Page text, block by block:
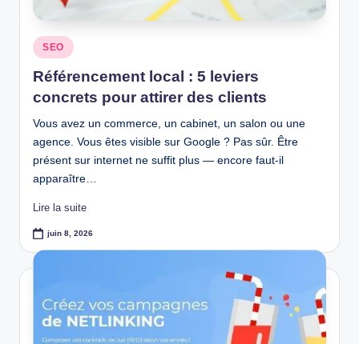
Posted
in
SEO
Référencement local : 5 leviers
concrets pour attirer des clients
Vous avez un commerce, un cabinet, un salon ou une
agence. Vous êtes visible sur Google ? Pas sûr. Être
présent sur internet ne suffit plus — encore faut-il
apparaître…
Lire la suite
juin 8, 2026